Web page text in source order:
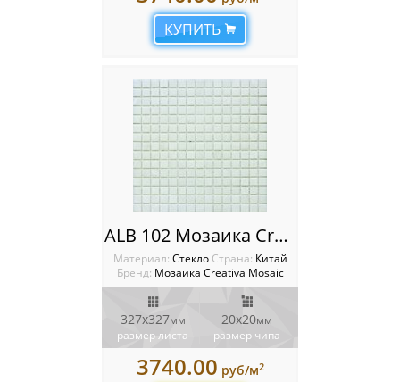
КУПИТЬ
ALB 102 Мозаика Creativa mosaic Alba
Материал: Стекло Cтрана: Китай
Бренд: Мозаика Creativa Mosaic
327х327мм
размер листа
20х20мм
размер чипа
3740.00 руб/м2